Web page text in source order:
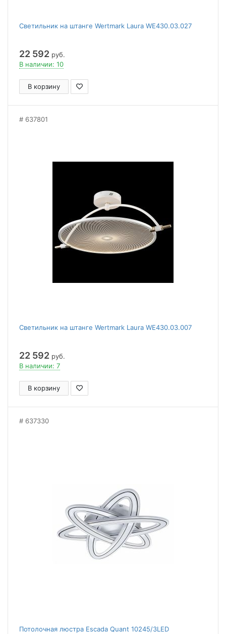
Светильник на штанге Wertmark Laura WE430.03.027
22 592 руб.
В наличии: 10
В корзину
637801
Светильник на штанге Wertmark Laura WE430.03.007
22 592 руб.
В наличии: 7
В корзину
637330
Потолочная люстра Escada Quant 10245/3LED